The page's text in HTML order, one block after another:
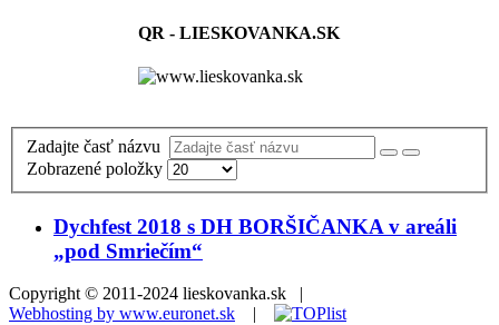
QR - LIESKOVANKA.SK
Zadajte časť názvu
Zobrazené položky
Dychfest 2018 s DH BORŠIČANKA v areáli
„pod Smriečím“
Copyright © 2011-2024 lieskovanka.sk |
Webhosting by www.euronet.sk |